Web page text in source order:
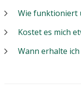
Wie funktioniert
Kostet es mich
Wann erhalte ich